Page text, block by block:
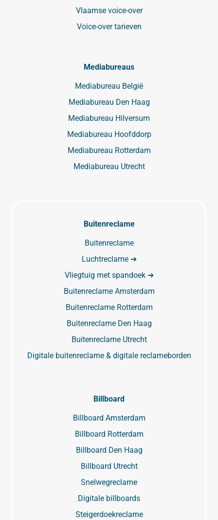
Vlaamse voice-over
Voice-over tarieven
Mediabureaus
Mediabureau België
Mediabureau Den Haag
Mediabureau Hilversum
Mediabureau Hoofddorp
Mediabureau Rotterdam
Mediabureau Utrecht
Buitenreclame
Buitenreclame
Luchtreclame ➔
Vliegtuig met spandoek ➔
Buitenreclame Amsterdam
Buitenreclame Rotterdam
Buitenreclame Den Haag
Buitenreclame Utrecht
Digitale buitenreclame & digitale reclameborden
Billboard
Billboard Amsterdam
Billboard Rotterdam
Billboard Den Haag
Billboard Utrecht
Snelwegreclame
Digitale billboards
Steigerdoekreclame